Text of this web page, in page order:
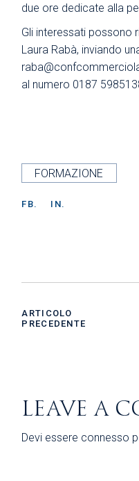
due ore dedicate alla
Gli interessati possono
Laura Rabà, inviando
al numero 0187
FORMAZIONE
FB. IN.
ARTICOLO
PRECEDENTE
LEAVE A
Devi essere connesso